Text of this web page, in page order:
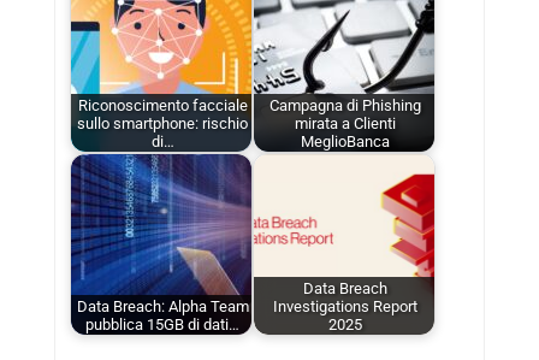
Riconoscimento facciale
sullo smartphone: rischio
di…
Campagna di Phishing
mirata a Clienti
MeglioBanca
Data Breach: Alpha Team
pubblica 15GB di dati…
Data Breach
Investigations Report
2025